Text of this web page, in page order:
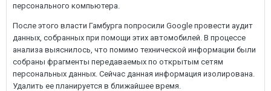
персонального компьютера.
После этого власти Гамбурга попросили Google провести аудит
данных, собранных при помощи этих автомобилей. В процессе
анализа выяснилось, что помимо технической информации были
собраны фрагменты передаваемых по открытым сетям
персональных данных. Сейчас данная информация изолирована.
Удалить ее планируется в ближайшее время.